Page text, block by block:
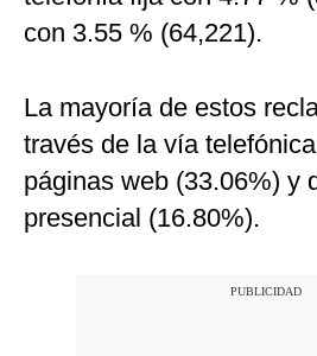
con 3.55 % (64,221).
La mayoría de estos
través de la vía
páginas web (33.06%) y
presencial (16.80%).